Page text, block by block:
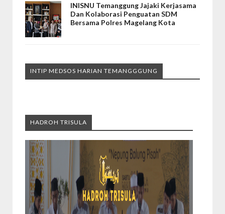
INISNU Temanggung Jajaki Kerjasama
Dan Kolaborasi Penguatan SDM
Bersama Polres Magelang Kota
INTIP MEDSOS HARIAN TEMANGGGUNG
HADROH TRISULA